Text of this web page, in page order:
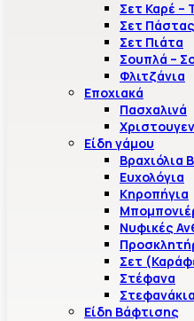
Σετ Καρέ –
Σετ Πάστας
Σετ Πιάτα
Σουπλά –
Φλιτζάνια
Εποχιακά
Πασχαλινά
Είδη γάμου
Βραχιόλια
Ευχολόγια
Κηροπήγια
Νυφικές
Σετ
Στέφανα
Στεφανάκια
Είδη Βάφτισης